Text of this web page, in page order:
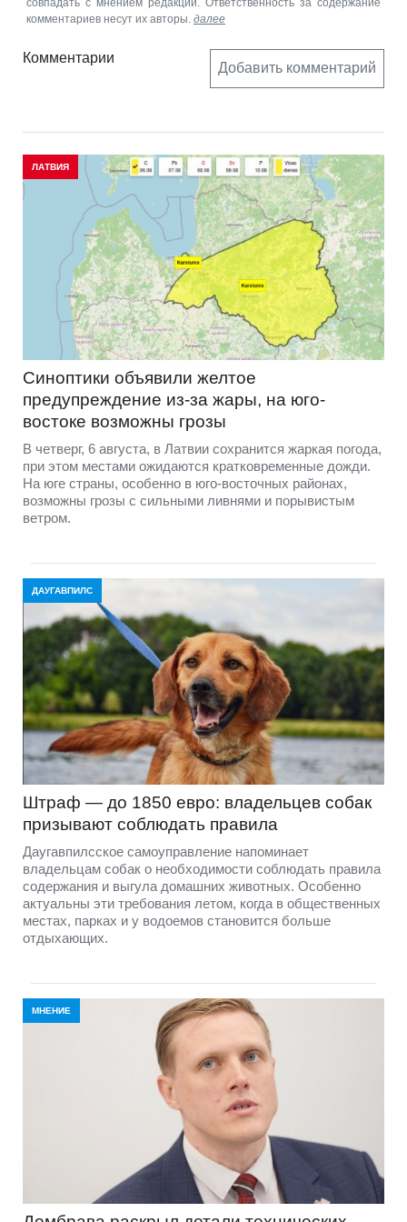
совпадать с мнением редакции. Ответственность за содержание
комментариев несут их авторы. далее
Комментарии
Добавить комментарий
ЛАТВИЯ
Синоптики объявили желтое
предупреждение из-за жары, на юго-
востоке возможны грозы
В четверг, 6 августа, в Латвии сохранится жаркая погода,
при этом местами ожидаются кратковременные дожди.
На юге страны, особенно в юго-восточных районах,
возможны грозы с сильными ливнями и порывистым
ветром.
ДАУГАВПИЛС
Штраф — до 1850 евро: владельцев собак
призывают соблюдать правила
Даугавпилсское самоуправление напоминает
владельцам собак о необходимости соблюдать правила
содержания и выгула домашних животных. Особенно
актуальны эти требования летом, когда в общественных
местах, парках и у водоемов становится больше
отдыхающих.
МНЕНИЕ